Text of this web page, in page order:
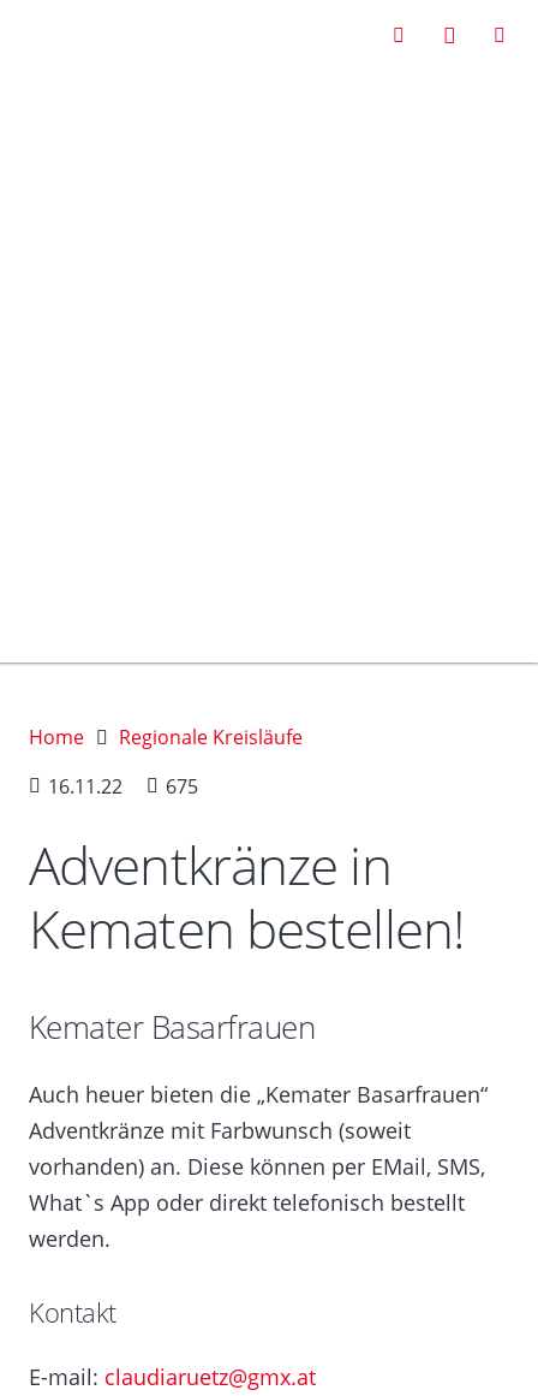
Home
Regionale Kreisläufe
16.11.22
675
Adventkränze in
Kematen bestellen!
Kemater Basarfrauen
Auch heuer bieten die „Kemater Basarfrauen“
Adventkränze mit Farbwunsch (soweit
vorhanden) an. Diese können per EMail, SMS,
What`s App oder direkt telefonisch bestellt
werden.
Kontakt
E-mail: claudiaruetz@gmx.at